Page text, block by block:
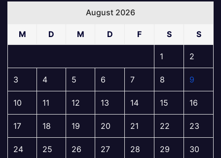
August 2026
M D M D F S S
1 2
3 4 5 6 7 8 9
10 11 12 13 14 15 16
17 18 19 20 21 22 23
24 25 26 27 28 29 30